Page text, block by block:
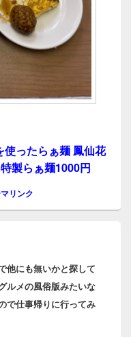
ったらぁ麺 鳳仙花
製らぁ麺1000円
リンク
他にも無いかと探して
ルメの風俗版みたいな
で仕事帰りに行ってみ